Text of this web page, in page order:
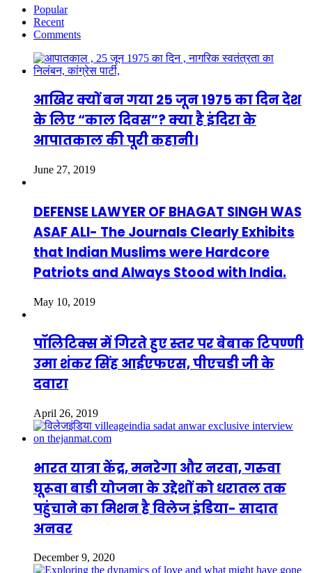
Popular
Recent
Comments
आखिर क्यों बन गया 25 जून 1975 का दिन देश
के लिए “काल दिवस”? क्या है इंदिरा के
आपातकाल की पूरी कहानी।
June 27, 2019
DEFENSE LAWYER OF BHAGAT SINGH WAS
ASAF ALI- The Journals Clearly Exhibits
that Indian Muslims were Hardcore
Patriots and Always Stood with India.
May 10, 2019
पॉलिटिक्स में गिरते हुए स्तर पर बेबाक टिपण्णी
उमा शंकर सिंह आईएफएस, पीएचडी जी के
दवारा
April 26, 2019
भारत यात्रा केंद्र, मनरेगा और नरवा, गरुवा
घूरूवा बाडी योजना के उद्देशों को धरातल तक
पहुंचाने का मिशन है विलेज इंडिया- सादात
अनवर
December 9, 2020